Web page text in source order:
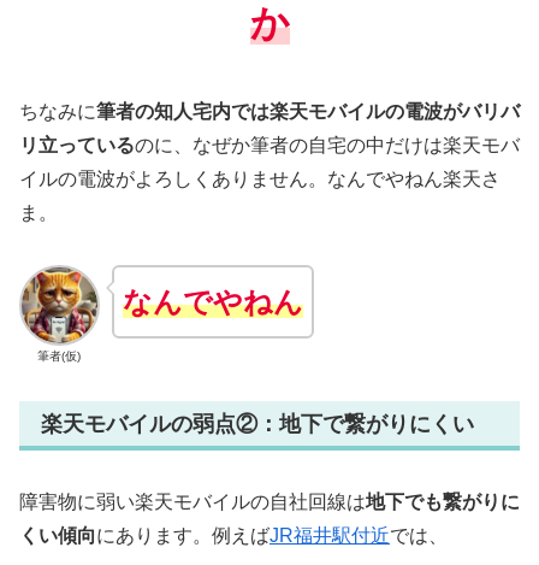
か
ちなみに筆者の知人宅内では楽天モバイルの電波がバリバ
リ立っているのに、なぜか筆者の自宅の中だけは楽天モバ
イルの電波がよろしくありません。なんでやねん楽天さ
ま。
筆者(仮)
なんでやねん
楽天モバイルの弱点②：地下で繋がりにくい
障害物に弱い楽天モバイルの自社回線は地下でも繋がりに
くい傾向にあります。例えばJR福井駅付近では、